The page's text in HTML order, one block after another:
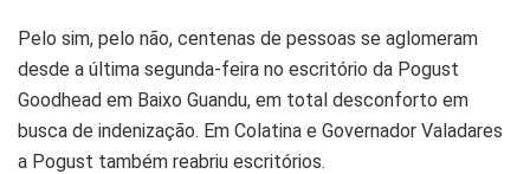
Pelo sim, pelo não, centenas de pessoas se aglomeram
desde a última segunda-feira no escritório da Pogust
Goodhead em Baixo Guandu, em total desconforto em
busca de indenização. Em Colatina e Governador Valadares
a Pogust também reabriu escritórios.